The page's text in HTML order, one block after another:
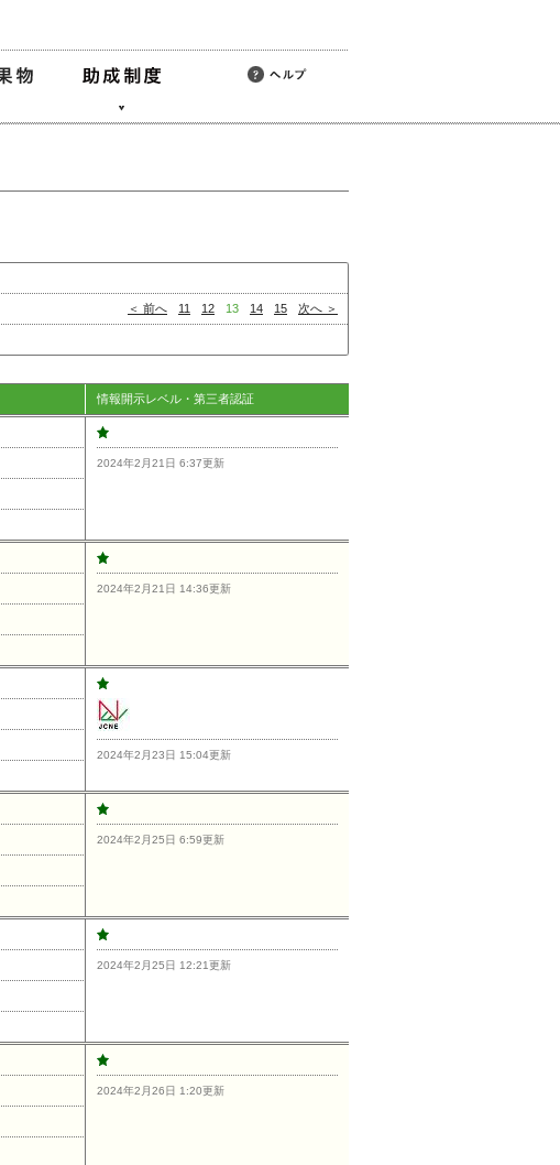
＜ 前へ 11 12 13 14 15 次へ ＞
情報開示レベル・第三者認証
2024年2月21日 6:37更新
2024年2月21日 14:36更新
2024年2月23日 15:04更新
2024年2月25日 6:59更新
2024年2月25日 12:21更新
2024年2月26日 1:20更新